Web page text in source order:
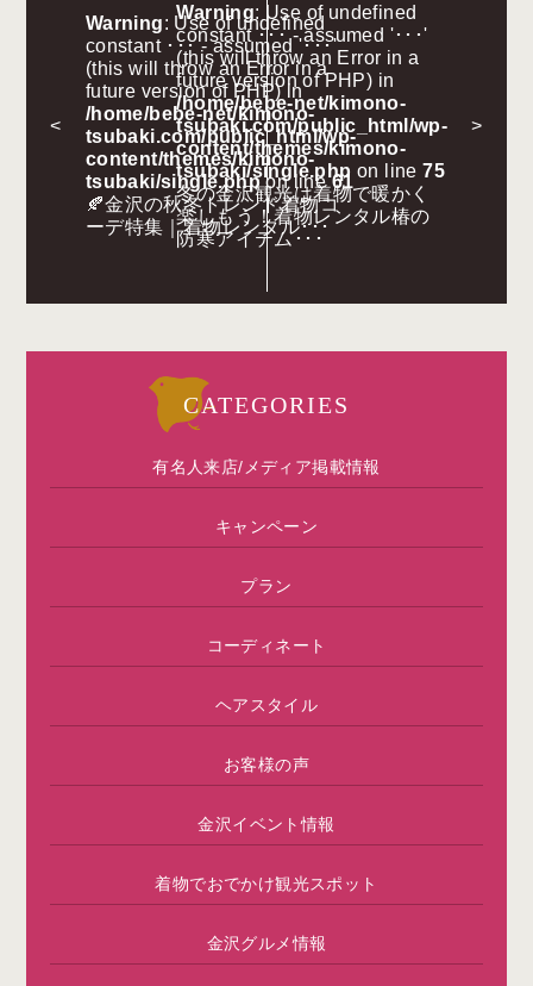
<
Warning: Use of undefined
constant ･･･ - assumed '･･･'
(this will throw an Error in a
future version of PHP) in
/home/bebe-net/kimono-
tsubaki.com/public_html/wp-
content/themes/kimono-
tsubaki/single.phpon line61
🍂金沢の秋冬トレンド着物コ
ーデ特集｜着物レンタル･･･
Warning: Use of undefined
constant ･･･ - assumed '･･･'
(this will throw an Error in a
future version of PHP) in
/home/bebe-net/kimono-
tsubaki.com/public_html/wp-
content/themes/kimono-
tsubaki/single.php on line75
冬の金沢観光は着物で暖かく
楽しもう！着物レンタル椿の
防寒アイテム･･･
>
CATEGORIES
有名人来店/メディア掲載情報
キャンペーン
プラン
コーディネート
ヘアスタイル
お客様の声
金沢イベント情報
着物でおでかけ観光スポット
金沢グルメ情報